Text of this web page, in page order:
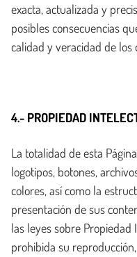
exacta, actualizada y
posibles consecuencias
calidad y veracidad de los
4.- PROPIEDAD
La totalidad de esta
logotipos, botones,
colores, así como la
presentación de sus
las leyes sobre
prohibida su